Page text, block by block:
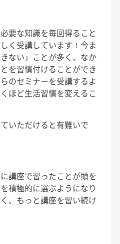
要な知識を毎回得ること
く受講しています！今ま
ない」ことが多く、なか
を習慣付けることができ
のセミナーを受講するよ
ほど生活習慣を変えるこ
いただけると有難いで
講座で習ったことが頭を
積極的に選ぶようになり
、もっと講座を習い続け